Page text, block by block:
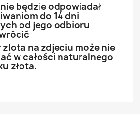
będzie odpowiadał
do 14 dni
od jego odbioru
na zdjeciu może nie
w całości naturalnego
złota.